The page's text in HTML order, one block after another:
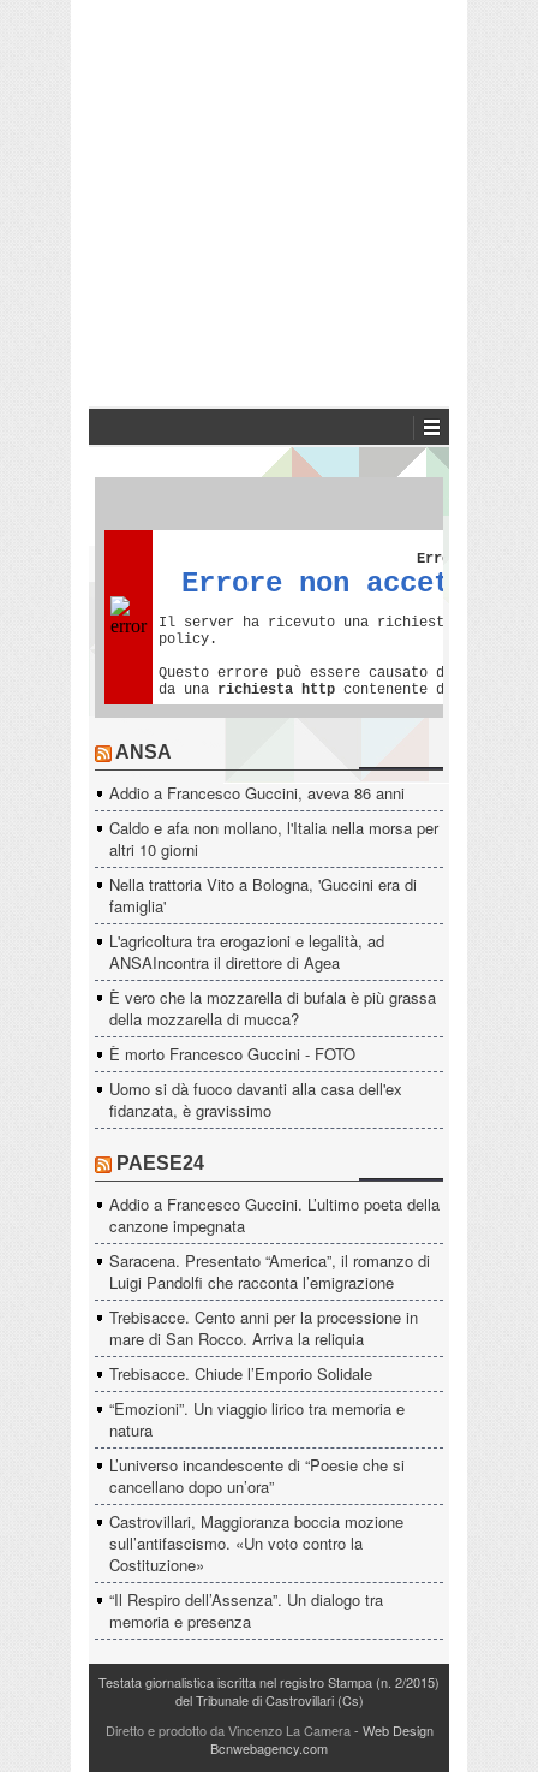
ANSA
Addio a Francesco Guccini, aveva 86 anni
Caldo e afa non mollano, l'Italia nella morsa per
altri 10 giorni
Nella trattoria Vito a Bologna, 'Guccini era di
famiglia'
L'agricoltura tra erogazioni e legalità, ad
ANSAIncontra il direttore di Agea
È vero che la mozzarella di bufala è più grassa
della mozzarella di mucca?
È morto Francesco Guccini - FOTO
Uomo si dà fuoco davanti alla casa dell'ex
fidanzata, è gravissimo
PAESE24
Addio a Francesco Guccini. L’ultimo poeta della
canzone impegnata
Saracena. Presentato “America”, il romanzo di
Luigi Pandolfi che racconta l’emigrazione
Trebisacce. Cento anni per la processione in
mare di San Rocco. Arriva la reliquia
Trebisacce. Chiude l’Emporio Solidale
“Emozioni”. Un viaggio lirico tra memoria e
natura
L’universo incandescente di “Poesie che si
cancellano dopo un’ora”
Castrovillari, Maggioranza boccia mozione
sull’antifascismo. «Un voto contro la
Costituzione»
“Il Respiro dell’Assenza”. Un dialogo tra
memoria e presenza
Testata giornalistica iscritta nel registro Stampa (n. 2/2015)
del Tribunale di Castrovillari (Cs)
Diretto e prodotto da Vincenzo La Camera- Web Design
Bcnwebagency.com